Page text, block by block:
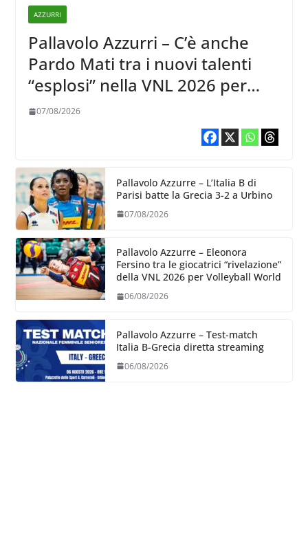
AZZURRI
Pallavolo Azzurri – C’è anche
Pardo Mati tra i nuovi talenti
“esplosi” nella VNL 2026 per
Volleyball World
07/08/2026
Pallavolo Azzurre – L’Italia B di
Parisi batte la Grecia 3-2 a Urbino
07/08/2026
Pallavolo Azzurre – Eleonora
Fersino tra le giocatrici “rivelazione”
della VNL 2026 per Volleyball World
06/08/2026
Pallavolo Azzurre – Test-match
Italia B-Grecia diretta streaming
06/08/2026